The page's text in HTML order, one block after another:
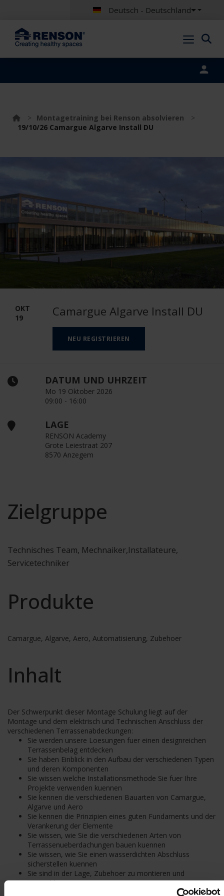
Deutsch - Deutschland
> Montagetraining bei Renson absolvieren
>
19/10/26 Camargue Algarve Install DU
OKT
19
Camargue Algarve Install DU
NEU REGISTRIEREN
DATUM UND UHRZEIT
Mo 19 Oktober 2026
09:00 - 16:00
LAGE
RENSON Academy
Grote Leiestraat 207
8570 Anzegem
Zielgruppe
Technisches Team, Mechnaiker,Installateure,
Servicetechniker
Produkte
Camargue, Algarve, Aero, Automatisierung, Zubehoer
Inhalt
Der Schwerpunkt dieser Montage Schulung liegt auf der
Montage und dem elektrisch und Technischen Anschluss der
verschiedenen Terrassenabdeckungen:
Sie werden unsere Loesungen fuer einen designreichen
Terrassenbelag entdecken
Sie haben Einblick in den Aufbau der verschiedenen Typen
und deren Komponenten
Sie wissen welche Installationsmethode Sie fuer Ihre
Projekte verwenden kuennen
Sie kennen die verschiedenen Bauarten von Camargue,
Algarve und Aero
Sie kennen die Prinzipien eines guten Fundaments und der
Verankerung der Elemente
Sie wissen, wie Sie die verschiedenen Arten von
Terrassenueberdachungen bauen kuennen
Sie wissen, wie Sie einen wasserdichten Abschluss
sicherstellen kuennen
Sie sind in der Lage, Zubehoer zu montieren und
anzuschliessen